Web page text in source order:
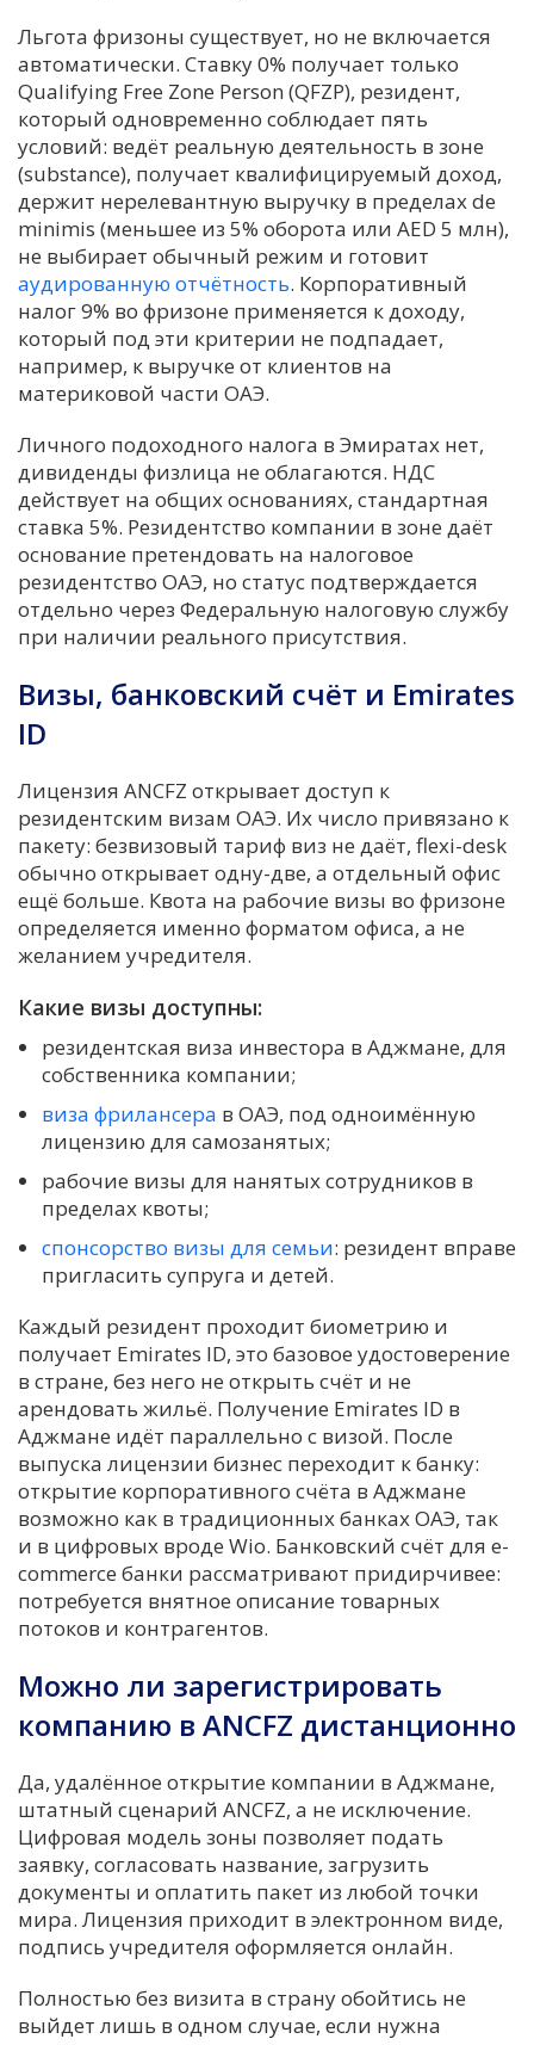
Льгота фризоны существует, но не включается
автоматически. Ставку 0% получает только
Qualifying Free Zone Person (QFZP), резидент,
который одновременно соблюдает пять
условий: ведёт реальную деятельность в зоне
(substance), получает квалифицируемый доход,
держит нерелевантную выручку в пределах de
minimis (меньшее из 5% оборота или AED 5 млн),
не выбирает обычный режим и готовит
аудированную отчётность. Корпоративный
налог 9% во фризоне применяется к доходу,
который под эти критерии не подпадает,
например, к выручке от клиентов на
материковой части ОАЭ.
Личного подоходного налога в Эмиратах нет,
дивиденды физлица не облагаются. НДС
действует на общих основаниях, стандартная
ставка 5%. Резидентство компании в зоне даёт
основание претендовать на налоговое
резидентство ОАЭ, но статус подтверждается
отдельно через Федеральную налоговую службу
при наличии реального присутствия.
Визы, банковский счёт и Emirates
ID
Лицензия ANCFZ открывает доступ к
резидентским визам ОАЭ. Их число привязано к
пакету: безвизовый тариф виз не даёт, flexi-desk
обычно открывает одну-две, а отдельный офис
ещё больше. Квота на рабочие визы во фризоне
определяется именно форматом офиса, а не
желанием учредителя.
Какие визы доступны:
резидентская виза инвестора в Аджмане, для
собственника компании;
виза фрилансера в ОАЭ, под одноимённую
лицензию для самозанятых;
рабочие визы для нанятых сотрудников в
пределах квоты;
спонсорство визы для семьи: резидент вправе
пригласить супруга и детей.
Каждый резидент проходит биометрию и
получает Emirates ID, это базовое удостоверение
в стране, без него не открыть счёт и не
арендовать жильё. Получение Emirates ID в
Аджмане идёт параллельно с визой. После
выпуска лицензии бизнес переходит к банку:
открытие корпоративного счёта в Аджмане
возможно как в традиционных банках ОАЭ, так
и в цифровых вроде Wio. Банковский счёт для e-
commerce банки рассматривают придирчивее:
потребуется внятное описание товарных
потоков и контрагентов.
Можно ли зарегистрировать
компанию в ANCFZ дистанционно
Да, удалённое открытие компании в Аджмане,
штатный сценарий ANCFZ, а не исключение.
Цифровая модель зоны позволяет подать
заявку, согласовать название, загрузить
документы и оплатить пакет из любой точки
мира. Лицензия приходит в электронном виде,
подпись учредителя оформляется онлайн.
Полностью без визита в страну обойтись не
выйдет лишь в одном случае, если нужна